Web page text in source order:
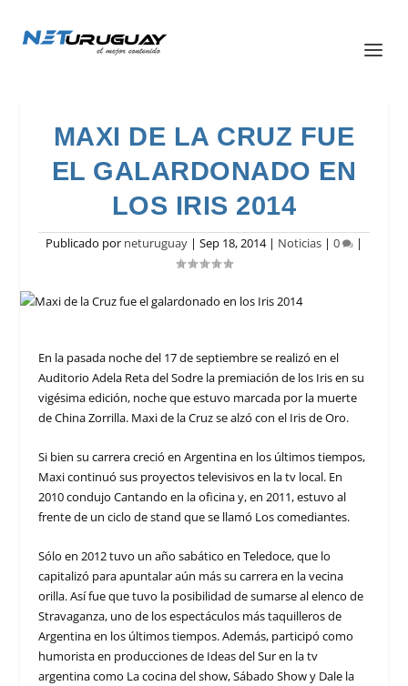
MAXI DE LA CRUZ FUE
EL GALARDONADO EN
LOS IRIS 2014
Publicado por neturuguay | Sep 18, 2014| Noticias | 0 |
En la pasada noche del 17 de septiembre se realizó en el
Auditorio Adela Reta del Sodre la premiación de los Iris en su
vigésima edición, noche que estuvo marcada por la muerte
de China Zorrilla. Maxi de la Cruz se alzó con el Iris de Oro.
Si bien su carrera creció en Argentina en los últimos tiempos,
Maxi continuó sus proyectos televisivos en la tv local. En
2010 condujo Cantando en la oficina y, en 2011, estuvo al
frente de un ciclo de stand que se llamó Los comediantes.
Sólo en 2012 tuvo un año sabático en Teledoce, que lo
capitalizó para apuntalar aún más su carrera en la vecina
orilla. Así fue que tuvo la posibilidad de sumarse al elenco de
Stravaganza, uno de los espectáculos más taquilleros de
Argentina en los últimos tiempos. Además, participó como
humorista en producciones de Ideas del Sur en la tv
argentina como La cocina del show, Sábado Show y Dale la